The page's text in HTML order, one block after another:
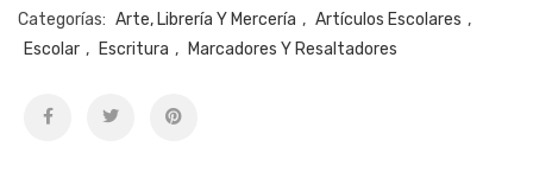
Categorías: Arte, Librería Y Mercería , Artículos Escolares ,
Escolar , Escritura , Marcadores Y Resaltadores